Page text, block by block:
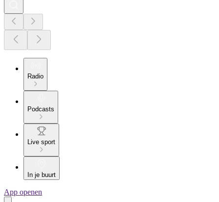
Radio
Podcasts
Live sport
In je buurt
App openen